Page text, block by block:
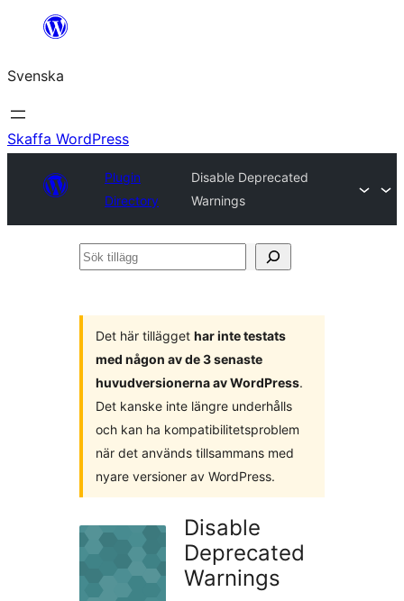
Hoppa
innehåll
Svenska
Skaffa WordPress
Plugin
Directory
Disable Deprecated
Warnings
Sök
Det här tillägget har inte testats
med någon av de 3 senaste
huvudversionerna av WordPress.
Det kanske inte längre underhålls
och kan ha kompatibilitetsproblem
när det används tillsammans med
nyare versioner av WordPress.
Disable
Deprecated
Warnings